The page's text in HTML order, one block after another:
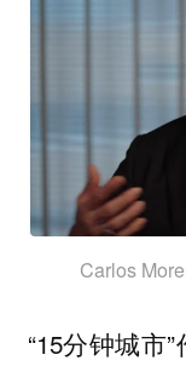
Carlos
“15分钟城市